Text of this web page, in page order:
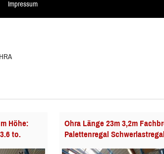
Impressum
Höhe:
to.
Ohra Länge 23m 3,2m
Palettenregal